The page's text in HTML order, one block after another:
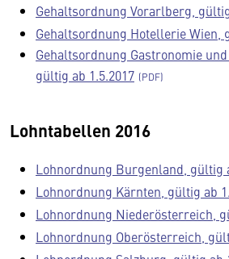
Gehaltsordnung Vorarlberg,
Gehaltsordnung Hotellerie Wien,
Gehaltsordnung Gastronomie
gültig ab 1.5.2017
Lohntabellen 2016
Lohnordnung Burgenland, gültig
Lohnordnung Kärnten, gültig ab
Lohnordnung Niederösterreich,
Lohnordnung Oberösterreich,